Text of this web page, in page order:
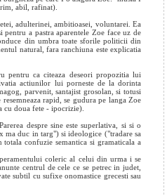
abil, rafinat).
adulterinei, ambitioasei, voluntarei. Ea
a pastra aparentele Zoe face uz de
din umbra toate sforile politicii din
natural, fara ranchiuna este explicatia
pentru ca citeaza deseori propozitia lui
actiunilor lui porneste de la dorinta
parvenit, santajist grosolan, si totusi
rapid, se gudura pe langa Zoe
cu doua fete - ipocrizie).
despre sine este superlativa, si si o
ma duc in targ") si ideologice ("tradare sa
confuzie semantica si gramaticala a
coleric al celui din urma i se
centrul de cele ce se petrec in judet,
subtil cu sufixe onomastice grecesti sau